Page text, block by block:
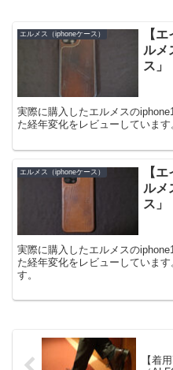
エルメス（iphoneケース）
【
ルメ
ス」
実際に購入したエルメスの
た経年変化をレビューしていま
エルメス（iphoneケース）
【
ルメ
ス」
実際に購入したエルメスの
た経年変化をレビューしていま
す。
【着